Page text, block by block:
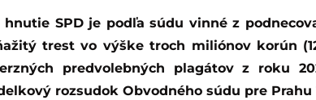
trest vo výške troch miliónov korún
predvolebných plagátov z roku
rozsudok Obvodného súdu pre Prahu